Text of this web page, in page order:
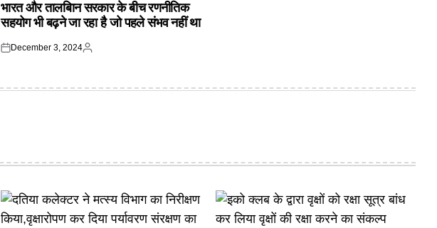
भारत और तालबिान सरकार के बीच रणनीतिक
सहयोग भी बढ़ने जा रहा है जो पहले संभव नहीं था
Posted
December 3, 2024
Posted